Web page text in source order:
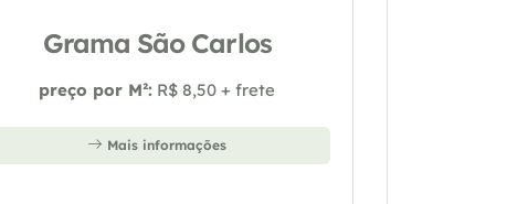
Grama São Carlos
preço por M²: R$ 8,50 + frete
Mais informações